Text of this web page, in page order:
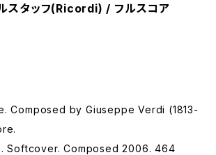
ルスタッフ(Ricordi) / フルスコア
Composed by Giuseppe Verdi (1813-
Softcover. Composed 2006. 464